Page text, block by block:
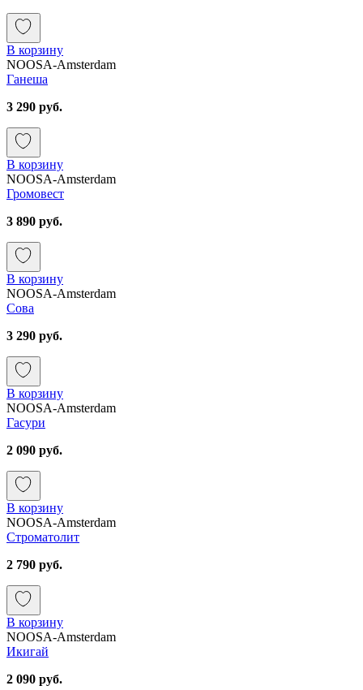
В корзину
NOOSA-Amsterdam
Ганеша
3 290 руб.
В корзину
NOOSA-Amsterdam
Громовест
3 890 руб.
В корзину
NOOSA-Amsterdam
Сова
3 290 руб.
В корзину
NOOSA-Amsterdam
Гасури
2 090 руб.
В корзину
NOOSA-Amsterdam
Строматолит
2 790 руб.
В корзину
NOOSA-Amsterdam
Икигай
2 090 руб.